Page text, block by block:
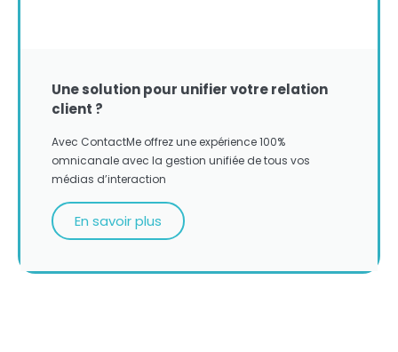
Une solution pour unifier votre relation
client ?
Avec ContactMe offrez une expérience 100%
omnicanale avec la gestion unifiée de tous vos
médias d’interaction
En savoir plus